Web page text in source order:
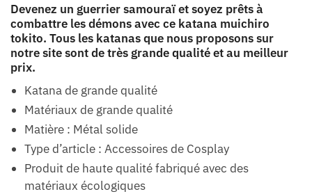
Devenez un guerrier samouraï et soyez prêts à
combattre les démons avec ce katana muichiro
tokito. Tous les katanas que nous proposons sur
notre site sont de très grande qualité et au meilleur
prix.
Katana de grande qualité
Matériaux de grande qualité
Matière : Métal solide
Type d’article : Accessoires de Cosplay
Produit de haute qualité fabriqué avec des
matériaux écologiques